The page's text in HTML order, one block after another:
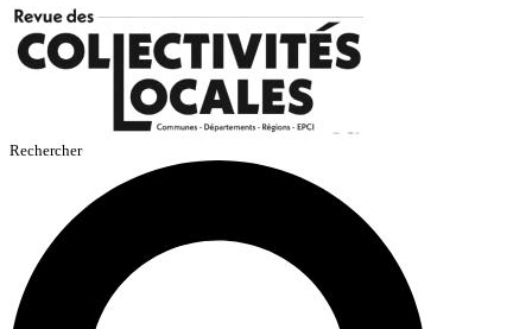
Rechercher